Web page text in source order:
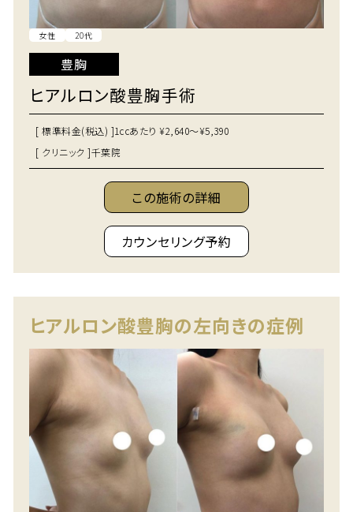
女性 20代
豊胸
ヒアルロン酸豊胸手術
[ 標準料金(税込) ]1ccあたり ¥2,640～¥5,390
[ クリニック ]千葉院
この施術の詳細
カウンセリング予約
ヒアルロン酸豊胸の左向きの症例